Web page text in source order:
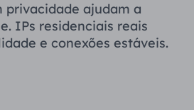
privacidade ajudam a
IPs residenciais reais
e conexões estáveis.